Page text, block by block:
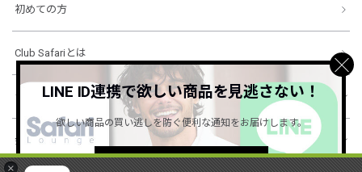
×
初めての方
Club Safariとは
ショッピングガイド
会社概要・規約
LINE ID連携で欲しい商品を見逃さない！
欲しい商品の買い逃しを防ぐ便利な通知をお届けします。
詳しくはこちら ＞